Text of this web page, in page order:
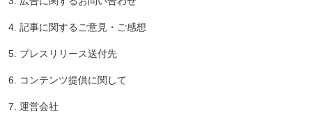
4. 記事に関するご意見・ご感想
5. プレスリリース送付先
6. コンテンツ提供に関して
7. 運営会社